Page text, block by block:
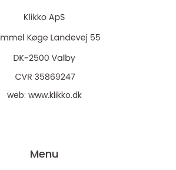
web: www.klikko.dk
Menu